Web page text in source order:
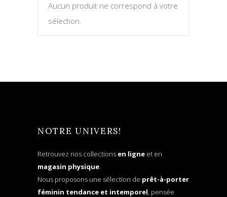
Aucun produit ne correspond à votre
sélection.
NOTRE UNIVERS!
Retrouvez nos collections en ligne et en
magasin physique.
Nous proposons une sélection de prêt-à-porter
féminin tendance et intemporel, pensée